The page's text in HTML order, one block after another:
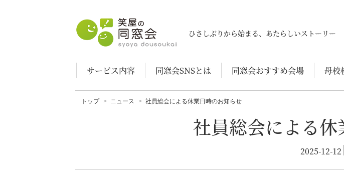
笑屋の同窓会
ひさしぶりから始まる、あたらしいストーリー
サービス内容 同窓会SNSとは 同窓会おすすめ会場 母校
トップ ニュース 社員総会による休業日時のお知らせ
社員総会による
2025-12-12